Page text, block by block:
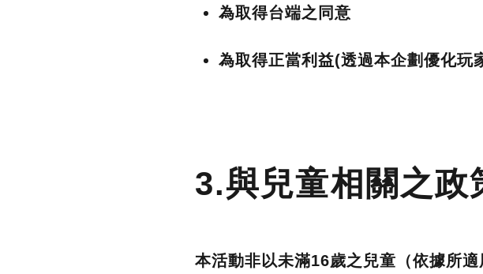
為取得台端之同意
為取得正當利益(透過本企劃優化玩
3.與兒童相關之政
本活動非以未滿16歲之兒童（依據所